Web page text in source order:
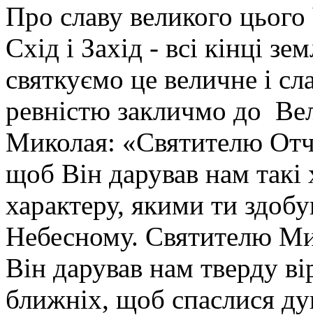
Про славу великого
Схід і Захід - всі кінці
святкуємо це величне і
ревністю закличмо до
Миколая: «Святителю
щоб Він дарував нам такі
характеру, якими ти
Небесному. Святителю
Він дарував нам тверду
ближніх, щоб спаслися